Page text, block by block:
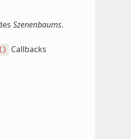
Szenenbaums.
Callbacks